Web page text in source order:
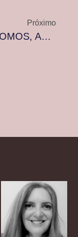
Próximo
NÃO SOMOS, APENAS ESTAMOS…